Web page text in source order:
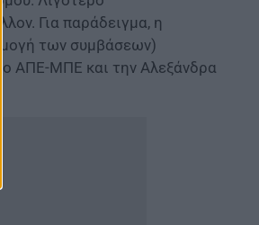
Για παράδειγμα, η
των συμβάσεων)
ΑΠΕ-ΜΠΕ και την Αλεξάνδρα